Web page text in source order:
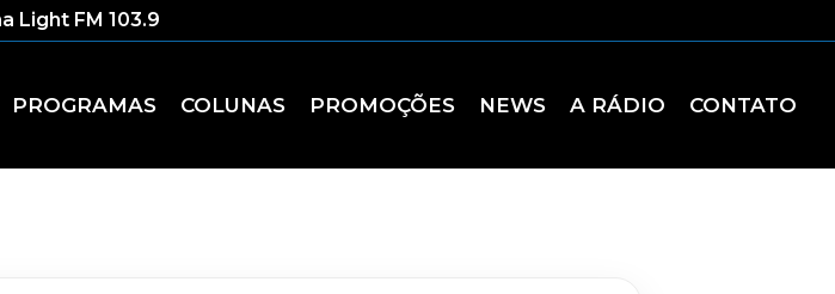
Light FM 103.9
PROGRAMAS COLUNAS PROMOÇÕES NEWS A RÁDIO CONTATO